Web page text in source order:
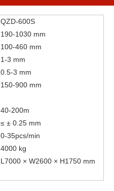
QZD-600S
190-1030 mm
100-460 mm
1-3 mm
0.5-3 mm
150-900 mm
40-200m
≤ ± 0.25 mm
0-35pcs/min
4000 kg
L7000 × W2600 × H1750 mm